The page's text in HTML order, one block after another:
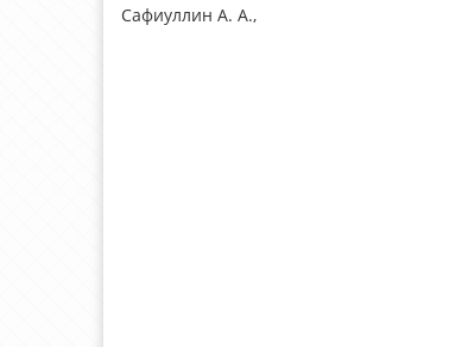
Сафиуллин А. А.,